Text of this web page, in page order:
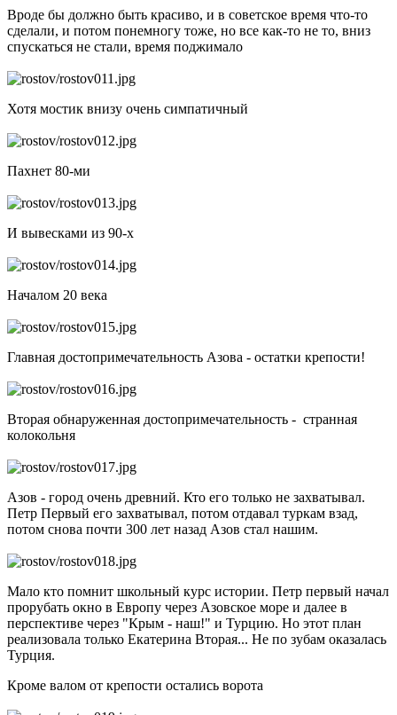
Вроде бы должно быть красиво, и в советское время что-то
сделали, и потом понемногу тоже, но все как-то не то, вниз
спускаться не стали, время поджимало
Хотя мостик внизу очень симпатичный
Пахнет 80-ми
И вывесками из 90-х
Началом 20 века
Главная достопримечательность Азова - остатки крепости!
Вторая обнаруженная достопримечательность - странная
колокольня
Азов - город очень древний. Кто его только не захватывал.
Петр Первый его захватывал, потом отдавал туркам взад,
потом снова почти 300 лет назад Азов стал нашим.
Мало кто помнит школьный курс истории. Петр первый начал
прорубать окно в Европу через Азовское море и далее в
перспективе через "Крым - наш!" и Турцию. Но этот план
реализовала только Екатерина Вторая... Не по зубам оказалась
Турция.
Кроме валом от крепости остались ворота